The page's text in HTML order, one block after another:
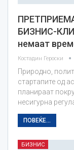
БИЗНИС-
немаат
Костадин Героски
Природно,
стартапите од
планираат
несигурна
ПОВЕЌЕ...
БИЗНИС